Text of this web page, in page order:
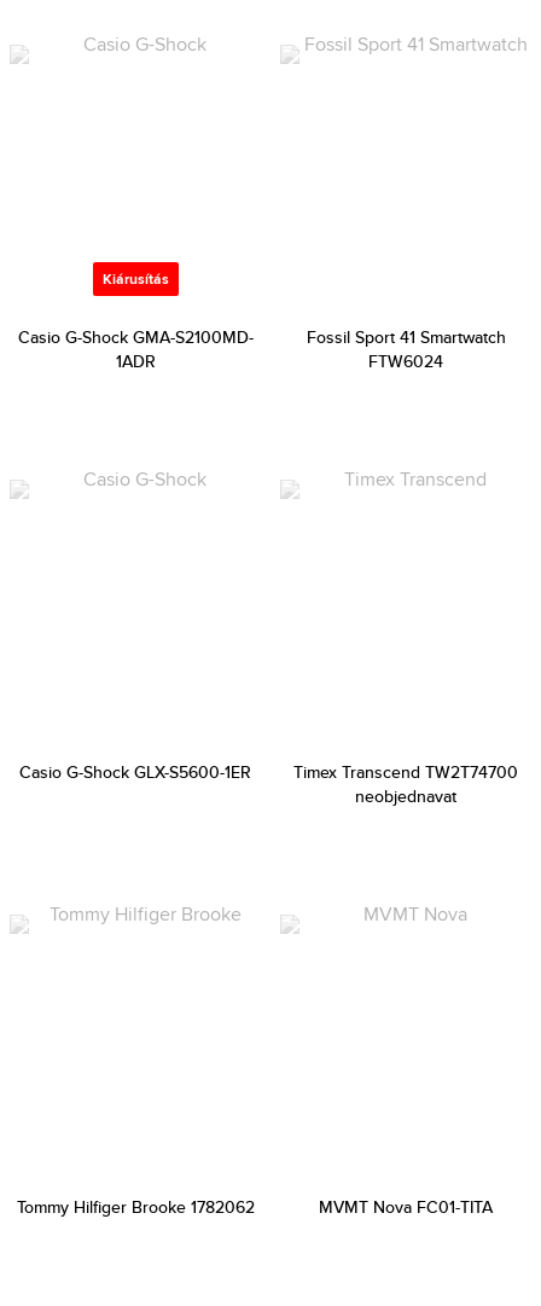
Kiárusítás
Casio G-Shock GMA-S2100MD-
1ADR
Fossil Sport 41 Smartwatch
FTW6024
Casio G-Shock GLX-S5600-1ER
Timex Transcend TW2T74700
neobjednavat
Tommy Hilfiger Brooke 1782062 MVMT Nova FC01-TITA